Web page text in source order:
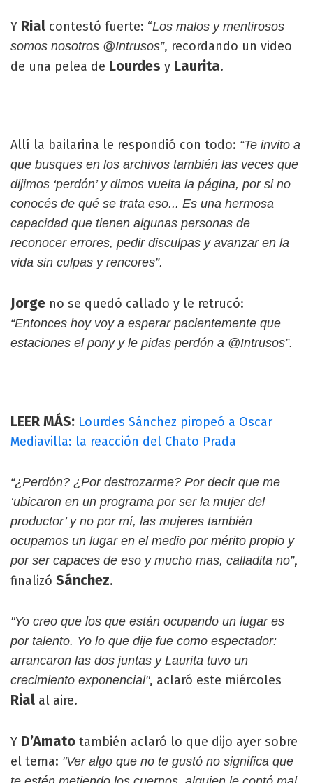
Y Rial contestó fuerte: “Los malos y mentirosos
somos nosotros @Intrusos”, recordando un video
de una pelea de Lourdes y Laurita.
Allí la bailarina le respondió con todo: “Te invito a
que busques en los archivos también las veces que
dijimos ‘perdón’ y dimos vuelta la página, por si no
conocés de qué se trata eso... Es una hermosa
capacidad que tienen algunas personas de
reconocer errores, pedir disculpas y avanzar en la
vida sin culpas y rencores”.
Jorge no se quedó callado y le retrucó:
“Entonces hoy voy a esperar pacientemente que
estaciones el pony y le pidas perdón a @Intrusos”.
LEER MÁS: Lourdes Sánchez piropeó a Oscar
Mediavilla: la reacción del Chato Prada
“¿Perdón? ¿Por destrozarme? Por decir que me
‘ubicaron en un programa por ser la mujer del
productor’ y no por mí, las mujeres también
ocupamos un lugar en el medio por mérito propio y
por ser capaces de eso y mucho mas, calladita no”,
finalizó Sánchez.
"Yo creo que los que están ocupando un lugar es
por talento. Yo lo que dije fue como espectador:
arrancaron las dos juntas y Laurita tuvo un
crecimiento exponencial", aclaró este miércoles
Rial al aire.
Y D’Amato también aclaró lo que dijo ayer sobre
el tema: "Ver algo que no te gustó no significa que